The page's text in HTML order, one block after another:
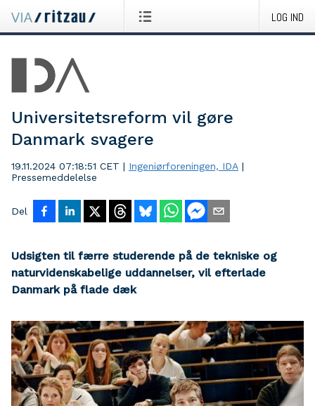
LOG IND
Universitetsreform vil gøre
Danmark svagere
19.11.2024 07:18:51 CET | Ingeniørforeningen, IDA |
Pressemeddelelse
Del
Udsigten til færre studerende på de tekniske og
naturvidenskabelige uddannelser, vil efterlade
Danmark på flade dæk